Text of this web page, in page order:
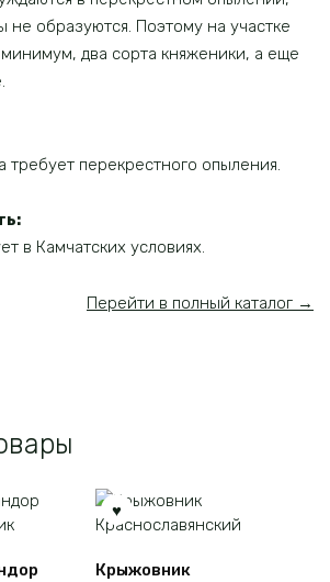
не образуются. Поэтому на участке
два сорта княженики, а еще
требует перекрестного опыления.
в Камчатских условиях.
Перейти в полный каталог →
Крыжовник